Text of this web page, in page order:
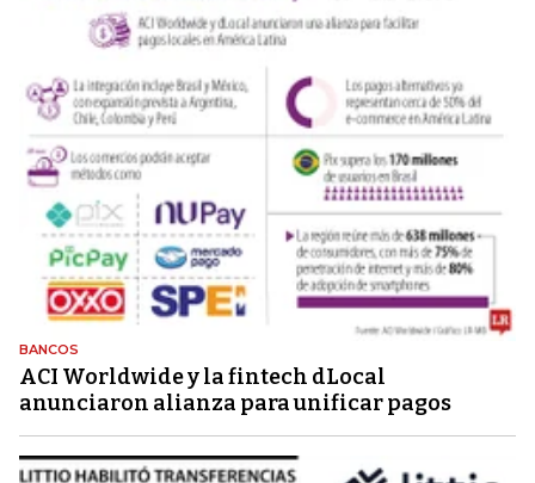
BANCOS
ACI Worldwide y la fintech dLocal
anunciaron alianza para unificar pagos